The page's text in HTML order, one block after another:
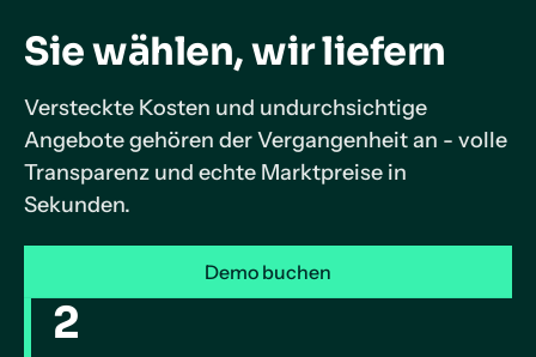
Sie wählen, wir liefern
Versteckte Kosten und undurchsichtige
Angebote gehören der Vergangenheit an - volle
Transparenz und echte Marktpreise in
Sekunden.
Demo buchen
2